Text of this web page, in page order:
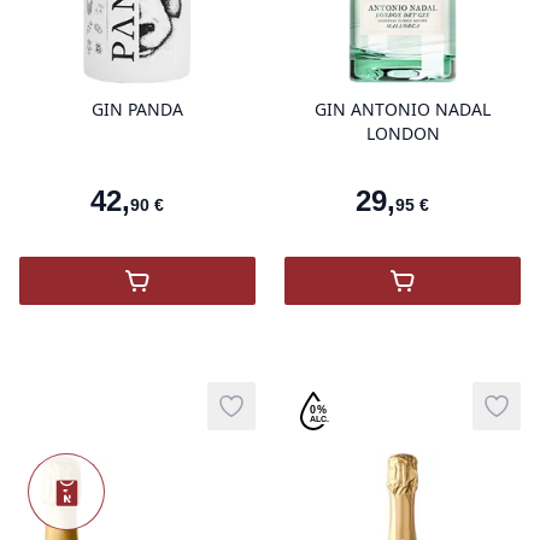
GIN PANDA
42,90 €
product variant items in cart, view
,GIN PANDA
GIN ANTONIO NADAL
LONDON
29,95 €
,GIN
Nouveauté
Add to wishlist
Sans alcool
0%
ALC. Add